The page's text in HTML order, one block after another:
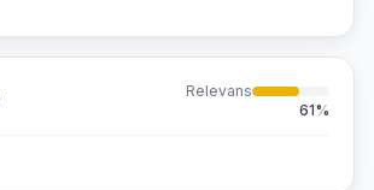
Relevans
61%